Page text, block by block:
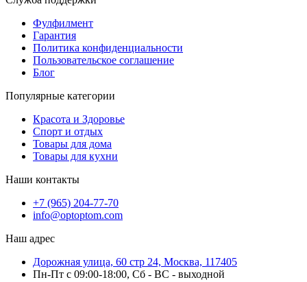
Фулфилмент
Гарантия
Политика конфиденциальности
Пользовательское соглашение
Блог
Популярные категории
Красота и Здоровье
Спорт и отдых
Товары для дома
Товары для кухни
Наши контакты
+7 (965) 204-77-70
info@optoptom.com
Наш адрес
Дорожная улица, 60 стр 24, Москва, 117405
Пн-Пт с 09:00-18:00, Сб - ВС - выходной